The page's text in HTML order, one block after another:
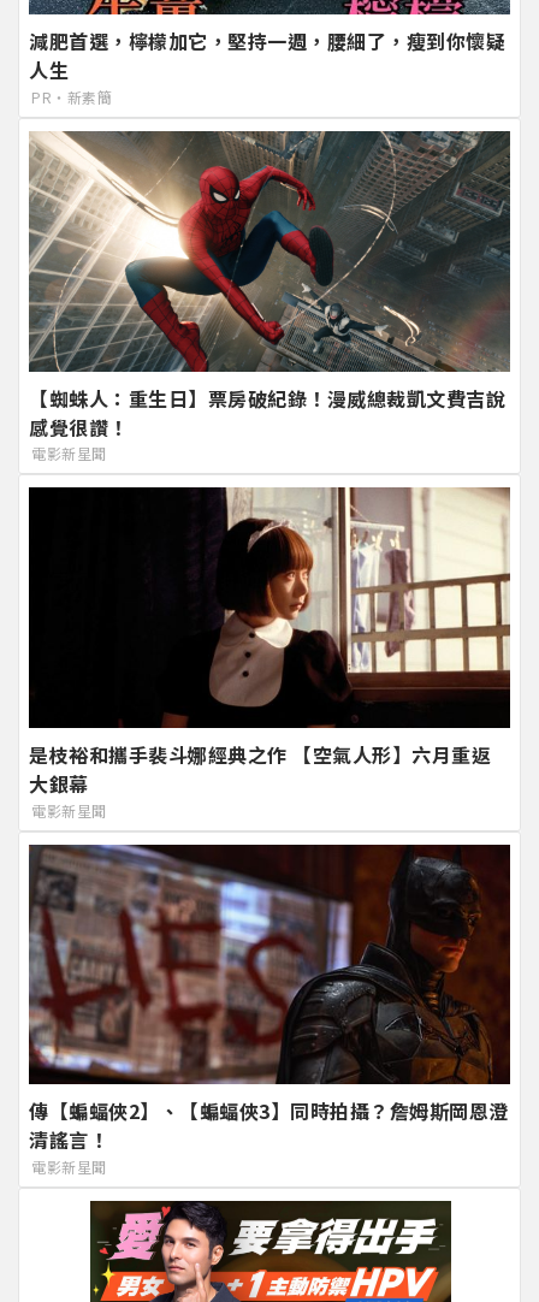
減肥首選，檸檬加它，堅持一週，腰細了，瘦到你懷疑
人生
PR・新素簡
【蜘蛛人：重生日】票房破紀錄！漫威總裁凱文費吉說
感覺很讚！
電影新星聞
是枝裕和攜手裴斗娜經典之作 【空氣人形】六月重返
大銀幕
電影新星聞
傳【蝙蝠俠2】、【蝙蝠俠3】同時拍攝？詹姆斯岡恩澄
清謠言！
電影新星聞